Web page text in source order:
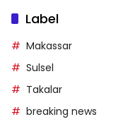
Label
Makassar
Sulsel
Takalar
breaking news